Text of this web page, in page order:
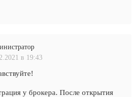
в 19:43
у брокера. После открытия